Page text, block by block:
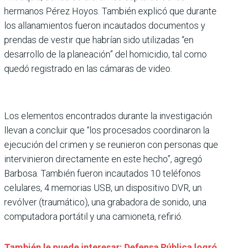
hermanos Pérez Hoyos. También explicó que durante
los allanamientos fueron incautados documentos y
prendas de vestir que habrían sido utilizadas “en
desarrollo de la planeación” del homicidio, tal como
quedó registrado en las cámaras de video.
Los elementos encontrados durante la investigación
llevan a concluir que “los procesados coordinaron la
ejecución del crimen y se reunieron con personas que
intervinieron directamente en este hecho”, agregó
Barbosa. También fueron incautados 10 teléfonos
celulares, 4 memorias USB, un dispositivo DVR, un
revólver (traumático), una grabadora de sonido, una
computadora portátil y una camioneta, refirió.